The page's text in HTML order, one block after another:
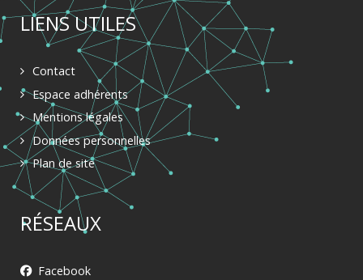
LIENS UTILES
Contact
Espace adhérents
Mentions légales
Données personnelles
Plan de site
RÉSEAUX
Facebook